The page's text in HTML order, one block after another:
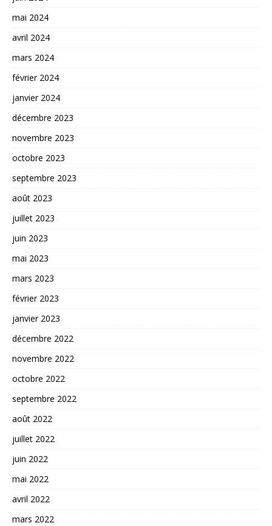
mai 2024
avril 2024
mars 2024
février 2024
janvier 2024
décembre 2023
novembre 2023
octobre 2023
septembre 2023
août 2023
juillet 2023
juin 2023
mai 2023
mars 2023
février 2023
janvier 2023
décembre 2022
novembre 2022
octobre 2022
septembre 2022
août 2022
juillet 2022
juin 2022
mai 2022
avril 2022
mars 2022